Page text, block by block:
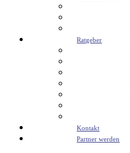
Ratgeber
Kontakt
Partner werden